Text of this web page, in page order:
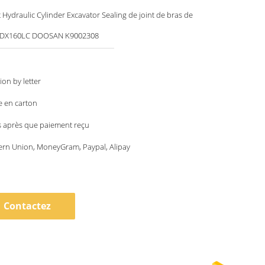
Hydraulic Cylinder Excavator Sealing de joint de bras de
DOOSAN K9002308
by letter
en carton
après que paiement reçu
Union, MoneyGram, Paypal, Alipay
Contactez